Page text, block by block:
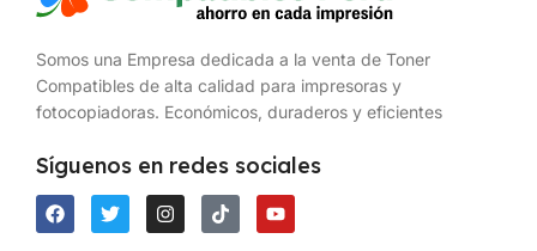
Somos una Empresa dedicada a la venta de Toner
Compatibles de alta calidad para impresoras y
fotocopiadoras. Económicos, duraderos y eficientes
Síguenos en redes sociales